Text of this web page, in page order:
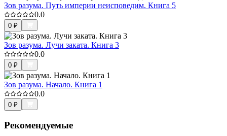
Зов разума. Путь империи неисповедим. Книга 5
0.0
0 ₽
Зов разума. Лучи заката. Книга 3
0.0
0 ₽
Зов разума. Начало. Книга 1
0.0
0 ₽
Рекомендуемые